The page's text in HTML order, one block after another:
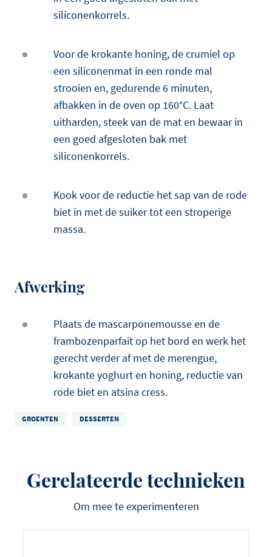
siliconenkorrels.
Voor de krokante honing, de crumiel op
een siliconenmat in een ronde mal
strooien en, gedurende 6 minuten,
afbakken in de oven op 160°C. Laat
uitharden, steek van de mat en bewaar in
een goed afgesloten bak met
siliconenkorrels.
Kook voor de reductie het sap van de rode
biet in met de suiker tot een stroperige
massa.
Afwerking
Plaats de mascarponemousse en de
frambozenparfait op het bord en werk het
gerecht verder af met de merengue,
krokante yoghurt en honing, reductie van
rode biet en atsina cress.
GROENTEN DESSERTEN
Gerelateerde technieken
Om mee te experimenteren